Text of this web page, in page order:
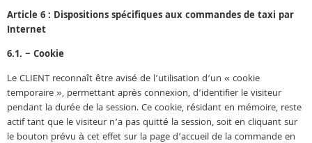
Article 6 : Dispositions spécifiques aux commandes de taxi par
Internet
6.1. – Cookie
Le CLIENT reconnaît être avisé de l’utilisation d’un « cookie
temporaire », permettant après connexion, d’identifier le visiteur
pendant la durée de la session. Ce cookie, résidant en mémoire, reste
actif tant que le visiteur n’a pas quitté la session, soit en cliquant sur
le bouton prévu à cet effet sur la page d’accueil de la commande en